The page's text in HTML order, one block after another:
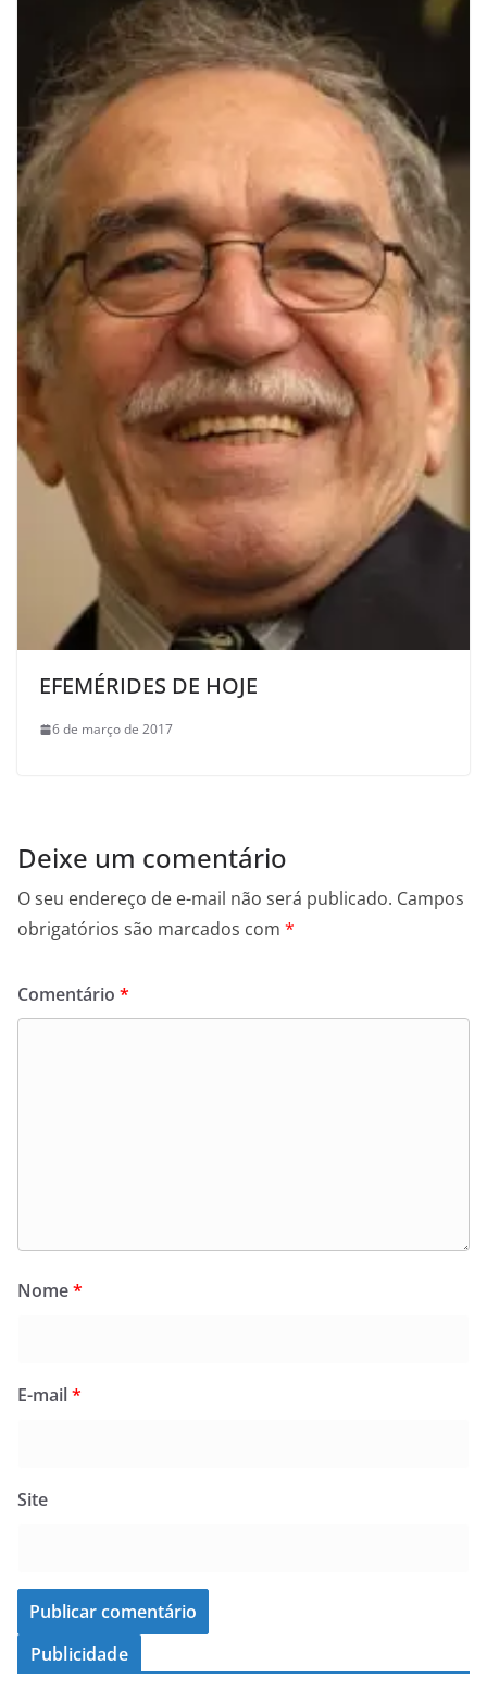
EFEMÉRIDES DE HOJE
6 de março de 2017
Deixe um comentário
O seu endereço de e-mail não será publicado. Campos
obrigatórios são marcados com *
Comentário *
Nome*
E-mail*
Site
Publicidade